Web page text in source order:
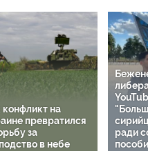
конфликт на
превратился
за
в небе
ради